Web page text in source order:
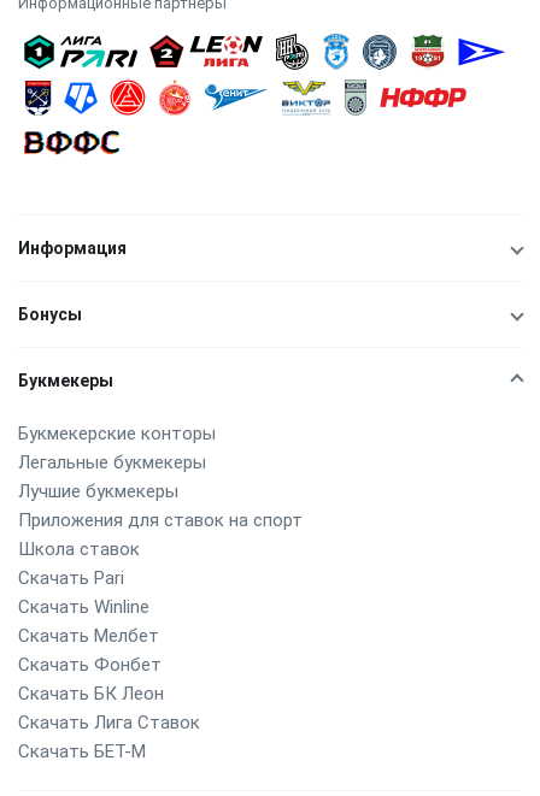
Информация
Бонусы
Букмекеры
Букмекерские конторы
Легальные букмекеры
Лучшие букмекеры
Приложения для ставок на спорт
Школа ставок
Скачать Pari
Скачать Winline
Скачать Мелбет
Скачать Фонбет
Скачать БК Леон
Скачать Лига Ставок
Скачать БЕТ-М